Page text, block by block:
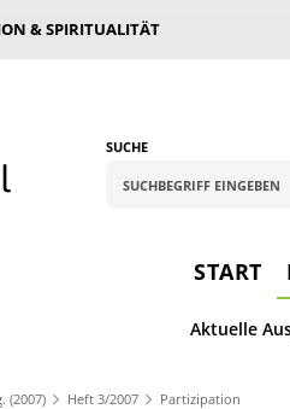
& SPIRITUALITÄT
SUCHE
START
Aktuelle
(2007) Heft 3/2007 Partizipation